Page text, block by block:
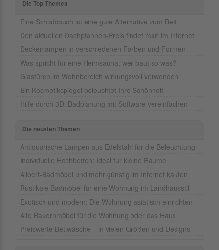
Die Top-Themen
Eine Schlafcouch ist eine gute Alternative zum Bett
Den aktuellen Dachpfannen-Preis findet man im Internet
Deckenlampen in verschiedenen Farben und Formen
Was spricht für eine Heimsauna, wer baut so was?
Glastüren im Wohnbereich wirkungsvoll verwenden
Ein Kosmetikspiegel beleuchtet Ihre Schönheit
Hilfe durch 3D: Badplanung mit Software vereinfachen
Die neusten Themen
Antiquarische Lampen aus Edelstahl für die Beleuchtung
Individuelle Hochbetten: Ideal für kleine Räume
Alibert-Badmöbel und mehr günstig im Internet kaufen
Rustikale Badmöbel für eine Wohnung im Landhausstil
Exotisch und modern: Die Wohnung asiatisch einrichten
Alte Bauernmöbel für die Wohnung oder das Haus
Preiswerte Bettwäsche – in vielen Größen und Designs